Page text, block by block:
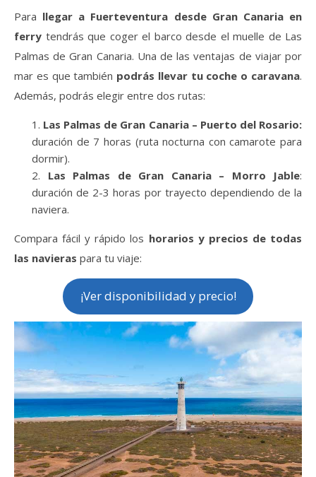
Para llegar a Fuerteventura desde Gran Canaria en
ferry tendrás que coger el barco desde el muelle de Las
Palmas de Gran Canaria. Una de las ventajas de viajar por
mar es que también podrás llevar tu coche o caravana.
Además, podrás elegir entre dos rutas:
Las Palmas de Gran Canaria – Puerto del Rosario:
duración de 7 horas (ruta nocturna con camarote para
dormir).
Las Palmas de Gran Canaria – Morro Jable:
duración de 2-3 horas por trayecto dependiendo de la
naviera.
Compara fácil y rápido los horarios y precios de todas
las navieras para tu viaje:
¡Ver disponibilidad y precio!